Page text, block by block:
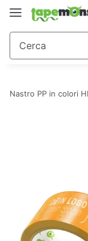
Nastro PP in colori